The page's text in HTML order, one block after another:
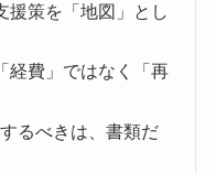
援策を「地図」とし
経費」ではなく「再
るべきは、書類だ